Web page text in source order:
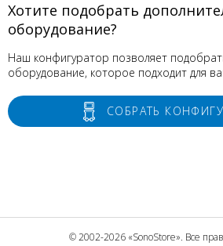
Хотите подобрать
оборудование?
Наш конфигуратор позволяет
оборудование, которое подходит для
СОБРАТЬ
© 2002-2026 «SonoStore». Все